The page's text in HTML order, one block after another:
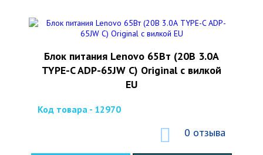
Блок питания Lenovo 65Вт (20В 3.0А
TYPE-C ADP-65JW C) Original с вилкой
EU
Код товара - 12970
0 отзыва